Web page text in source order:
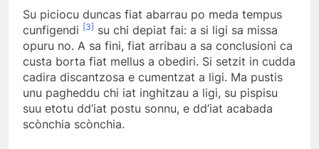
Su piciocu duncas fiat abarrau po meda tempus
cunfigendi [3] su chi depiat fai: a si ligi sa missa
opuru no. A sa fini, fiat arribau a sa conclusioni ca
custa borta fiat mellus a obediri. Si setzit in cudda
cadira discantzosa e cumentzat a ligi. Ma pustis
unu pagheddu chi iat inghitzau a ligi, su pispisu
suu etotu dd’iat postu sonnu, e dd’iat acabada
scònchia scònchia.